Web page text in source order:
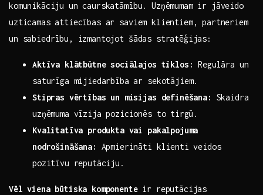
komunikāciju​ un caurskatāmību. Uzņēmumam ir jāveido​
uzticamas attiecības ar saviem klientiem, partneriem
un sabiedrību, izmantojot šādas stratēģijas:
Aktīva klātbūtne sociālajos tīklos: Regulāra un
saturīga mijiedarbība ar sekotājiem.
Stipras vērtības un misijas definēšana:
Skaidra
uzņēmuma vīzija pozicionēs to⁣ tirgū.
Kvalitatīva produkta vai pakalpojuma
nodrošināšana:
Apmierināti klienti veidos
pozitīvu reputāciju.
Vēl viena būtiska komponenteir reputācijas